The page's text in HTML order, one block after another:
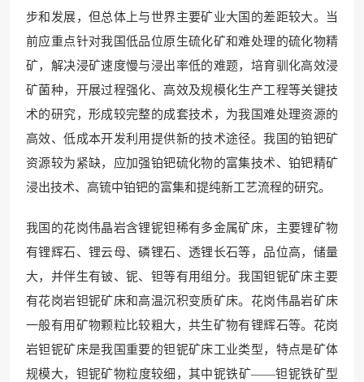
步和发展，但总体上与世界主要矿业大国的差距较大。当
前应重点针对我国低品位原生硫化矿和难处理的硫化物精
矿，解决浸矿速度慢与浸出率低的难题，培育驯化高效浸
矿菌种，开展过程强化、高效及规模化生产工程等关键技
术的研究，形成较完整的成套技术，为我国难处理资源的
高效、低成本开发利用提供新的技术途径。我国的铂钯矿
资源较为紧缺，应加强铂钯硫化物的富集技术、铂钯精矿
浸出技术、高锍中铂钯的富集和提纯新工艺流程的研究。
我国的花岗伟晶岩含锂铌钽稀有多金属矿床，主要锂矿物
有锂辉石、锂云母、磷锂石、透锂长石等，品位高，储量
大，并伴生有铍、铌、钽等有用组分。我国钽铌矿床主要
有花岗岩钽铌矿床和高温沉积变质矿床。花岗伟晶岩矿床
一般有用矿物颗粒比较粗大，共生矿物有锂辉石等。花岗
岩钽铌矿床是我国重要的钽铌矿床工业类型，特点是矿体
规模大，钽铌矿物粒度较细，其中铌铁矿——钽铌铁矿型